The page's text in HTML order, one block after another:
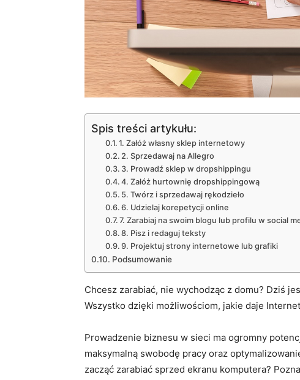
Spis treści artykułu:
1. Załóż własny sklep internetowy
2. Sprzedawaj na Allegro
3. Prowadź sklep w dropshippingu
4. Załóż hurtownię dropshippingową
5. Twórz i sprzedawaj rękodzieło
6. Udzielaj korepetycji online
7. Zarabiaj na swoim blogu lub profilu w social
8. Pisz i redaguj teksty
9. Projektuj strony internetowe lub grafiki
Podsumowanie
Chcesz zarabiać, nie wychodząc z domu? Dziś
Wszystko dzięki możliwościom, jakie daje
Prowadzenie biznesu w sieci ma ogromny
maksymalną swobodę pracy oraz
zacząć zarabiać sprzed ekranu komputera?